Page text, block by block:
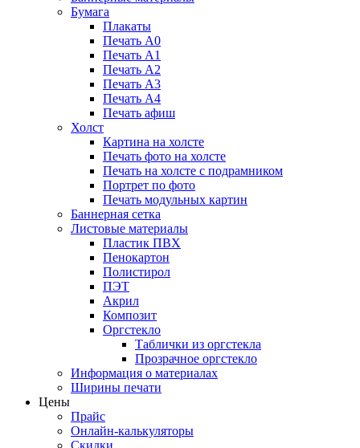
Бумага
Плакаты
Печать А0
Печать А1
Печать А2
Печать А3
Печать А4
Печать афиш
Холст
Картина на холсте
Печать фото на холсте
Печать на холсте с подрамником
Портрет по фото
Печать модульных картин
Баннерная сетка
Листовые материалы
Пластик ПВХ
Пенокартон
Полистирол
ПЭТ
Акрил
Композит
Оргстекло
Таблички из оргстекла
Прозрачное оргстекло
Информация о материалах
Ширины печати
Цены
Прайс
Онлайн-калькуляторы
Скидки